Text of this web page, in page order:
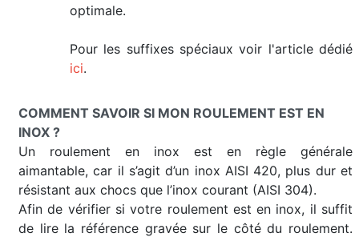
optimale.
Pour les suffixes spéciaux voir l'article dédié
ici.
COMMENT SAVOIR SI MON ROULEMENT EST EN
INOX ?
Un roulement en inox est en règle générale
aimantable, car il s’agit d’un inox AISI 420, plus dur et
résistant aux chocs que l’inox courant (AISI 304).
Afin de vérifier si votre roulement est en inox, il suffit
de lire la référence gravée sur le côté du roulement.